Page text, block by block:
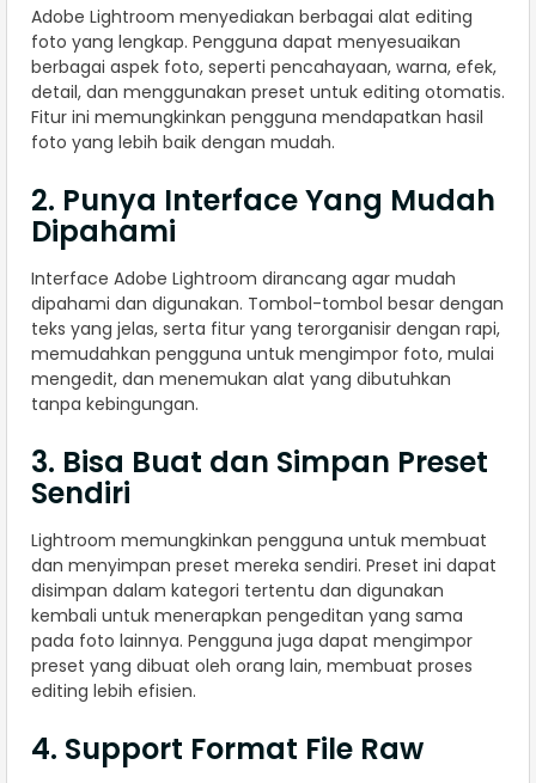
Adobe Lightroom menyediakan berbagai alat editing
foto yang lengkap. Pengguna dapat menyesuaikan
berbagai aspek foto, seperti pencahayaan, warna, efek,
detail, dan menggunakan preset untuk editing otomatis.
Fitur ini memungkinkan pengguna mendapatkan hasil
foto yang lebih baik dengan mudah.
2. Punya Interface Yang Mudah
Dipahami
Interface Adobe Lightroom dirancang agar mudah
dipahami dan digunakan. Tombol-tombol besar dengan
teks yang jelas, serta fitur yang terorganisir dengan rapi,
memudahkan pengguna untuk mengimpor foto, mulai
mengedit, dan menemukan alat yang dibutuhkan
tanpa kebingungan.
3. Bisa Buat dan Simpan Preset
Sendiri
Lightroom memungkinkan pengguna untuk membuat
dan menyimpan preset mereka sendiri. Preset ini dapat
disimpan dalam kategori tertentu dan digunakan
kembali untuk menerapkan pengeditan yang sama
pada foto lainnya. Pengguna juga dapat mengimpor
preset yang dibuat oleh orang lain, membuat proses
editing lebih efisien.
4. Support Format File Raw